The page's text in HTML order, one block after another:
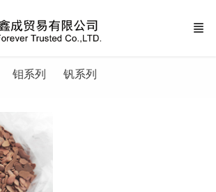
钼系列 钒系列